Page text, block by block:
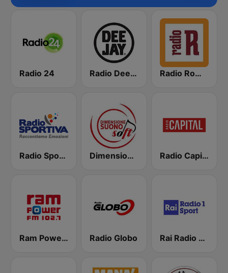
Radio 24 Radio Deejay Radio Romanista
Radio Sportiva Dimensione Suono Soft Radio Capital
Ram Power FM Radio Globo Rai Radio 1 Sport